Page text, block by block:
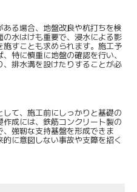
る場合、地盤改良や杭打ちを検
水はけも重要で、浸水による影
すことも求められます。施工予
特に慎重に地盤の確認を行い、
排水溝を設けたりすることが必
て、施工前にしっかりと基礎の
成には、鉄筋コンクリート製の
強靭な支持基盤を形成できま
に意図しない事故や支障を招く